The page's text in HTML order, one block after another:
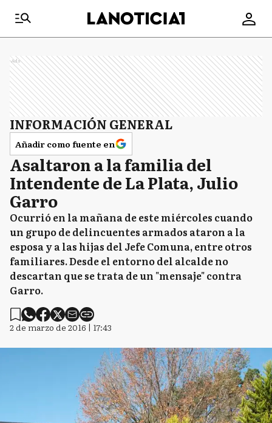
Ads
INFORMACIÓN GENERAL
Añadir como fuente en
Asaltaron a la familia del
Intendente de La Plata, Julio
Garro
Ocurrió en la mañana de este miércoles cuando
un grupo de delincuentes armados ataron a la
esposa y a las hijas del Jefe Comuna, entre otros
familiares. Desde el entorno del alcalde no
descartan que se trata de un "mensaje" contra
Garro.
2 de marzo de 2016 | 17:43